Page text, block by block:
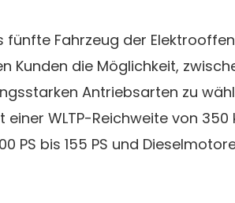
fünfte Fahrzeug der
Kunden die Möglichkeit,
Antriebsarten zu
einer WLTP-Reichweite von 350
PS bis 155 PS und